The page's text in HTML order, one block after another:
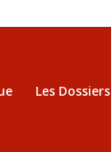
Les Dossiers